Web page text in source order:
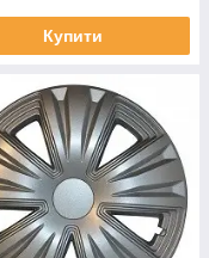
Купити